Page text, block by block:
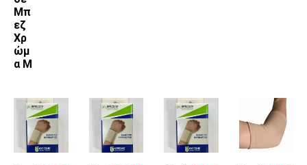
Μπ
εζ
Χρ
ώμ
α Μ